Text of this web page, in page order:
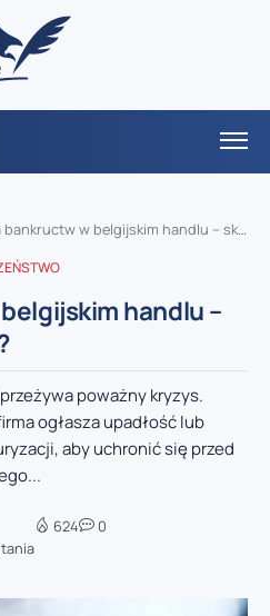
w belgijskim handlu – skąd te trudności?
handlu –
poważny kryzys.
ogłasza upadłość lub
aby uchronić się przed
624 0